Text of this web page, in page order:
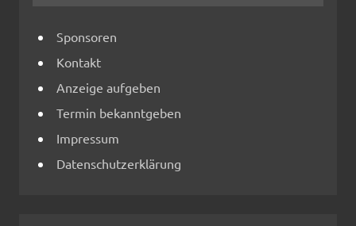
Sponsoren
Kontakt
Anzeige aufgeben
Termin bekanntgeben
Impressum
Datenschutzerklärung